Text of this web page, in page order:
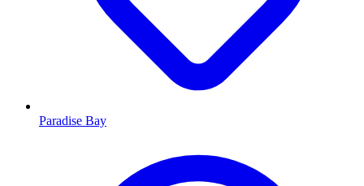
Paradise Bay